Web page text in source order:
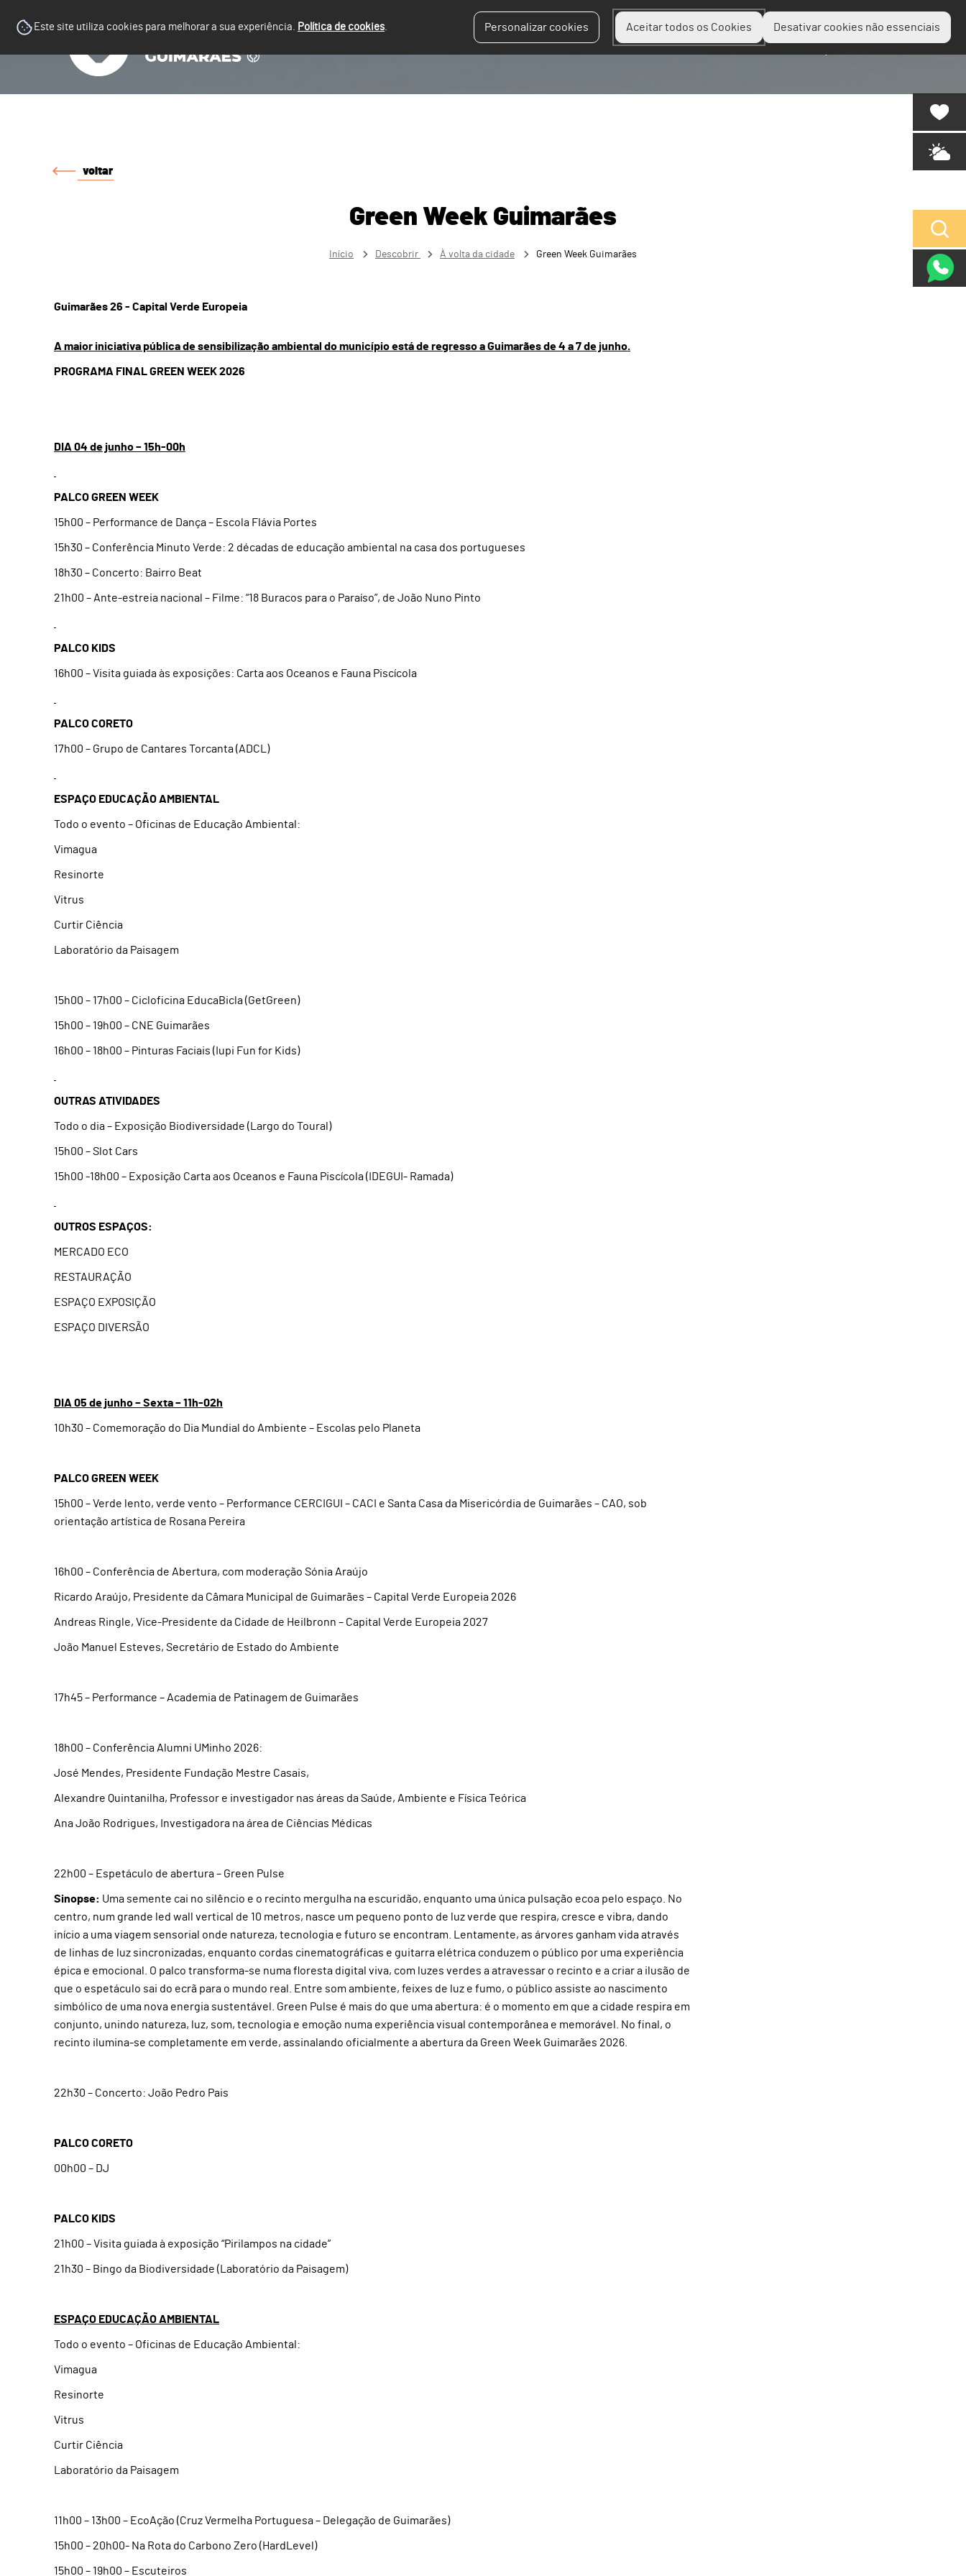
Este site utiliza cookies para melhorar a sua experiência. Política de cookies. Personalizar cookies Aceitar todos os Cookies Desativar cookies não essenciais
Planear Descobrir
voltar
Green Week Guimarães
Início Descobrir À volta da cidade Green Week Guimarães
Guimarães 26 - Capital Verde Europeia
A maior iniciativa pública de sensibilização ambiental do município está de regresso a Guimarães de 4 a 7 de junho.
PROGRAMA FINAL GREEN WEEK 2026
DIA 04 de junho – 15h-00h
PALCO GREEN WEEK
15h00 – Performance de Dança – Escola Flávia Portes
15h30 – Conferência Minuto Verde: 2 décadas de educação ambiental na casa dos portugueses
18h30 – Concerto: Bairro Beat
21h00 – Ante-estreia nacional – Filme: “18 Buracos para o Paraíso”, de João Nuno Pinto
PALCO KIDS
16h00 – Visita guiada às exposições: Carta aos Oceanos e Fauna Piscícola
PALCO CORETO
17h00 – Grupo de Cantares Torcanta (ADCL)
ESPAÇO EDUCAÇÃO AMBIENTAL
Todo o evento – Oficinas de Educação Ambiental:
Vimagua
Resinorte
Vitrus
Curtir Ciência
Laboratório da Paisagem
15h00 – 17h00 – Cicloficina EducaBicla (GetGreen)
15h00 – 19h00 – CNE Guimarães
16h00 – 18h00 – Pinturas Faciais (Iupi Fun for Kids)
OUTRAS ATIVIDADES
Todo o dia – Exposição Biodiversidade (Largo do Toural)
15h00 – Slot Cars
15h00 -18h00 – Exposição Carta aos Oceanos e Fauna Piscícola (IDEGUI- Ramada)
OUTROS ESPAÇOS:
MERCADO ECO
RESTAURAÇÃO
ESPAÇO EXPOSIÇÃO
ESPAÇO DIVERSÃO
DIA 05 de junho – Sexta – 11h-02h
10h30 – Comemoração do Dia Mundial do Ambiente – Escolas pelo Planeta
PALCO GREEN WEEK
15h00 – Verde lento, verde vento – Performance CERCIGUI – CACI e Santa Casa da Misericórdia de Guimarães – CAO, sob
orientação artística de Rosana Pereira
16h00 – Conferência de Abertura, com moderação Sónia Araújo
Ricardo Araújo, Presidente da Câmara Municipal de Guimarães – Capital Verde Europeia 2026
Andreas Ringle, Vice-Presidente da Cidade de Heilbronn – Capital Verde Europeia 2027
João Manuel Esteves, Secretário de Estado do Ambiente
17h45 – Performance – Academia de Patinagem de Guimarães
18h00 – Conferência Alumni UMinho 2026:
José Mendes, Presidente Fundação Mestre Casais,
Alexandre Quintanilha, Professor e investigador nas áreas da Saúde, Ambiente e Física Teórica
Ana João Rodrigues, Investigadora na área de Ciências Médicas
22h00 – Espetáculo de abertura – Green Pulse
Sinopse: Uma semente cai no silêncio e o recinto mergulha na escuridão, enquanto uma única pulsação ecoa pelo espaço. No
centro, num grande led wall vertical de 10 metros, nasce um pequeno ponto de luz verde que respira, cresce e vibra, dando
início a uma viagem sensorial onde natureza, tecnologia e futuro se encontram. Lentamente, as árvores ganham vida através
de linhas de luz sincronizadas, enquanto cordas cinematográficas e guitarra elétrica conduzem o público por uma experiência
épica e emocional. O palco transforma-se numa floresta digital viva, com luzes verdes a atravessar o recinto e a criar a ilusão de
que o espetáculo sai do ecrã para o mundo real. Entre som ambiente, feixes de luz e fumo, o público assiste ao nascimento
simbólico de uma nova energia sustentável. Green Pulse é mais do que uma abertura: é o momento em que a cidade respira em
conjunto, unindo natureza, luz, som, tecnologia e emoção numa experiência visual contemporânea e memorável. No final, o
recinto ilumina-se completamente em verde, assinalando oficialmente a abertura da Green Week Guimarães 2026.
22h30 – Concerto: João Pedro Pais
PALCO CORETO
00h00 – DJ
PALCO KIDS
21h00 – Visita guiada à exposição “Pirilampos na cidade”
21h30 – Bingo da Biodiversidade (Laboratório da Paisagem)
ESPAÇO EDUCAÇÃO AMBIENTAL
Todo o evento – Oficinas de Educação Ambiental:
Vimagua
Resinorte
Vitrus
Curtir Ciência
Laboratório da Paisagem
11h00 – 13h00 – EcoAção (Cruz Vermelha Portuguesa – Delegação de Guimarães)
15h00 – 20h00- Na Rota do Carbono Zero (HardLevel)
15h00 – 19h00 – Escuteiros